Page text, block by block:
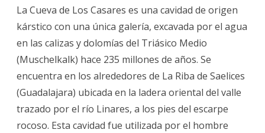
La Cueva de Los Casares es una cavidad de origen
kárstico con una única galería, excavada por el agua
en las calizas y dolomías del Triásico Medio
(Muschelkalk) hace 235 millones de años. Se
encuentra en los alrededores de La Riba de Saelices
(Guadalajara) ubicada en la ladera oriental del valle
trazado por el río Linares, a los pies del escarpe
rocoso. Esta cavidad fue utilizada por el hombre